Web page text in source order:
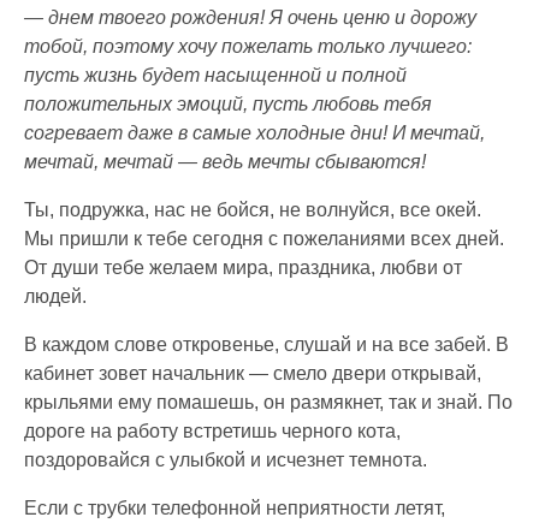
— днем твоего рождения! Я очень ценю и дорожу
тобой, поэтому хочу пожелать только лучшего:
пусть жизнь будет насыщенной и полной
положительных эмоций, пусть любовь тебя
согревает даже в самые холодные дни! И мечтай,
мечтай, мечтай — ведь мечты сбываются!
Ты, подружка, нас не бойся, не волнуйся, все окей.
Мы пришли к тебе сегодня с пожеланиями всех дней.
От души тебе желаем мира, праздника, любви от
людей.
В каждом слове откровенье, слушай и на все забей. В
кабинет зовет начальник — смело двери открывай,
крыльями ему помашешь, он размякнет, так и знай. По
дороге на работу встретишь черного кота,
поздоровайся с улыбкой и исчезнет темнота.
Если с трубки телефонной неприятности летят,